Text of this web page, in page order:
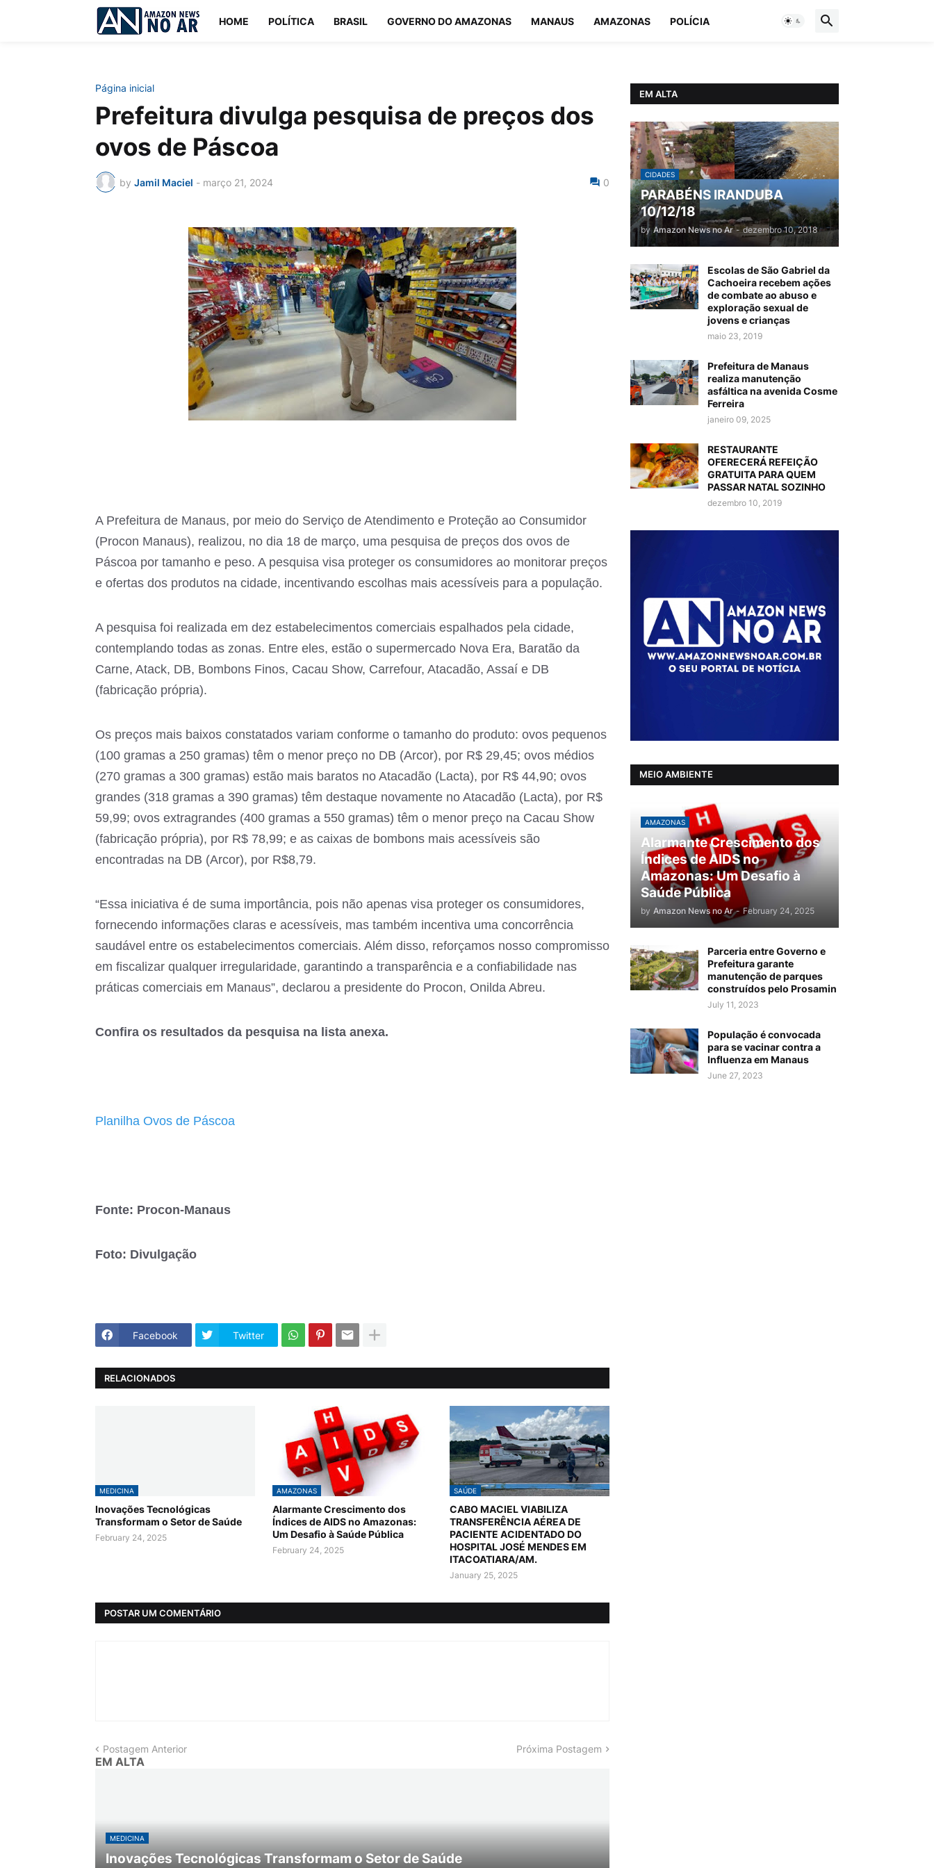
HOME POLÍTICA BRASIL GOVERNO DO AMAZONAS MANAUS AMAZONAS POLÍCIA
Página inicial
Prefeitura divulga pesquisa de preços dos
ovos de Páscoa
by Jamil Maciel - março 21, 2024 0
A Prefeitura de Manaus, por meio do Serviço de Atendimento e Proteção ao Consumidor
(Procon Manaus), realizou, no dia 18 de março, uma pesquisa de preços dos ovos de
Páscoa por tamanho e peso. A pesquisa visa proteger os consumidores ao monitorar preços
e ofertas dos produtos na cidade, incentivando escolhas mais acessíveis para a população.
A pesquisa foi realizada em dez estabelecimentos comerciais espalhados pela cidade,
contemplando todas as zonas. Entre eles, estão o supermercado Nova Era, Baratão da
Carne, Atack, DB, Bombons Finos, Cacau Show, Carrefour, Atacadão, Assaí e DB
(fabricação própria).
Os preços mais baixos constatados variam conforme o tamanho do produto: ovos pequenos
(100 gramas a 250 gramas) têm o menor preço no DB (Arcor), por R$ 29,45; ovos médios
(270 gramas a 300 gramas) estão mais baratos no Atacadão (Lacta), por R$ 44,90; ovos
grandes (318 gramas a 390 gramas) têm destaque novamente no Atacadão (Lacta), por R$
59,99; ovos extragrandes (400 gramas a 550 gramas) têm o menor preço na Cacau Show
(fabricação própria), por R$ 78,99; e as caixas de bombons mais acessíveis são
encontradas na DB (Arcor), por R$8,79.
“Essa iniciativa é de suma importância, pois não apenas visa proteger os consumidores,
fornecendo informações claras e acessíveis, mas também incentiva uma concorrência
saudável entre os estabelecimentos comerciais. Além disso, reforçamos nosso compromisso
em fiscalizar qualquer irregularidade, garantindo a transparência e a confiabilidade nas
práticas comerciais em Manaus”, declarou a presidente do Procon, Onilda Abreu.
Confira os resultados da pesquisa na lista anexa.
Planilha Ovos de Páscoa
Fonte: Procon-Manaus
Foto: Divulgação
Facebook Twitter
RELACIONADOS
MEDICINA
Inovações Tecnológicas
Transformam o Setor de Saúde
February 24, 2025
AMAZONAS
Alarmante Crescimento dos
Índices de AIDS no Amazonas:
Um Desafio à Saúde Pública
February 24, 2025
SAÚDE
CABO MACIEL VIABILIZA
TRANSFERÊNCIA AÉREA DE
PACIENTE ACIDENTADO DO
HOSPITAL JOSÉ MENDES EM
ITACOATIARA/AM.
January 25, 2025
POSTAR UM COMENTÁRIO
Postagem Anterior Próxima Postagem
EM ALTA
MEDICINA
Inovações Tecnológicas Transformam o Setor de Saúde
EM ALTA
CIDADES
PARABÉNS IRANDUBA
10/12/18
by Amazon News no Ar - dezembro 10, 2018
Escolas de São Gabriel da
Cachoeira recebem ações
de combate ao abuso e
exploração sexual de
jovens e crianças
maio 23, 2019
Prefeitura de Manaus
realiza manutenção
asfáltica na avenida Cosme
Ferreira
janeiro 09, 2025
RESTAURANTE
OFERECERÁ REFEIÇÃO
GRATUITA PARA QUEM
PASSAR NATAL SOZINHO
dezembro 10, 2019
MEIO AMBIENTE
AMAZONAS
Alarmante Crescimento dos
Índices de AIDS no
Amazonas: Um Desafio à
Saúde Pública
by Amazon News no Ar - February 24, 2025
Parceria entre Governo e
Prefeitura garante
manutenção de parques
construídos pelo Prosamin
July 11, 2023
População é convocada
para se vacinar contra a
Influenza em Manaus
June 27, 2023